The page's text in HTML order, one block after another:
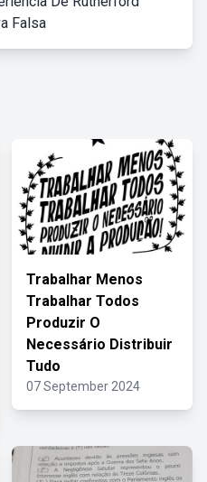
Falsa
Trabalhar Menos
Trabalhar Todos
Produzir O
Necessário Distribuir
Tudo
07 September 2024